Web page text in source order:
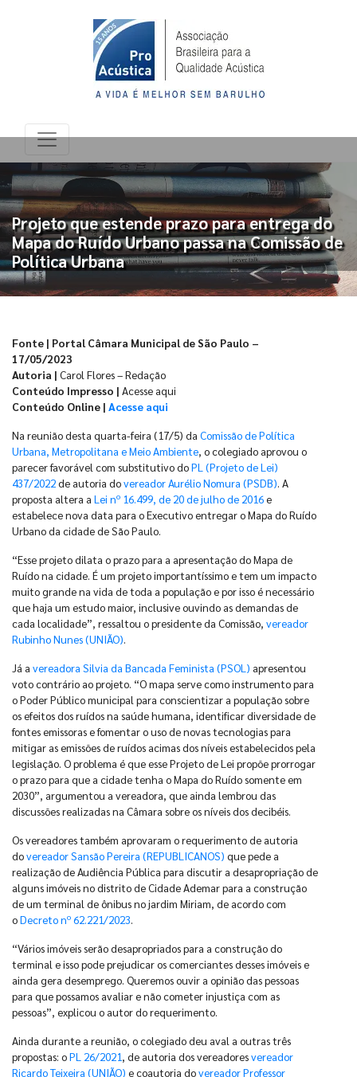
Projeto que estende prazo para entrega do
Mapa do Ruído Urbano passa na Comissão de
Política Urbana
Fonte | Portal Câmara Municipal de São Paulo –
17/05/2023
Autoria | Carol Flores – Redação
Conteúdo Impresso | Acesse aqui
Conteúdo Online | Acesse aqui
Na reunião desta quarta-feira (17/5) da Comissão de Política
Urbana, Metropolitana e Meio Ambiente, o colegiado aprovou o
parecer favorável com substitutivo doPL (Projeto de Lei)
437/2022de autoria dovereador Aurélio Nomura (PSDB). A
proposta altera a Lei nº 16.499, de 20 de julho de 2016e
estabelece nova data para o Executivo entregar o Mapa do Ruído
Urbano da cidade de São Paulo.
“Esse projeto dilata o prazo para a apresentação do Mapa de
Ruído na cidade. É um projeto importantíssimo e tem um impacto
muito grande na vida de toda a população e por isso é necessário
que haja um estudo maior, inclusive ouvindo as demandas de
cada localidade”, ressaltou o presidente da Comissão, vereador
Rubinho Nunes (UNIÃO).
Já a vereadora Silvia da Bancada Feminista (PSOL) apresentou
voto contrário ao projeto. “O mapa serve como instrumento para
o Poder Público municipal para conscientizar a população sobre
os efeitos dos ruídos na saúde humana, identificar diversidade de
fontes emissoras e fomentar o uso de novas tecnologias para
mitigar as emissões de ruídos acimas dos níveis estabelecidos pela
legislação. O problema é que esse Projeto de Lei propõe prorrogar
o prazo para que a cidade tenha o Mapa do Ruído somente em
2030”, argumentou a vereadora, que ainda lembrou das
discussões realizadas na Câmara sobre os níveis dos decibéis.
Os vereadores também aprovaram o requerimento de autoria
dovereador Sansão Pereira (REPUBLICANOS) que pede a
realização de Audiência Pública para discutir a desapropriação de
alguns imóveis no distrito de Cidade Ademar para a construção
de um terminal de ônibus no jardim Miriam, de acordo com
oDecreto nº 62.221/2023.
“Vários imóveis serão desapropriados para a construção do
terminal e isso pode prejudicar os comerciantes desses imóveis e
ainda gera desemprego. Queremos ouvir a opinião das pessoas
para que possamos avaliar e não cometer injustiça com as
pessoas”, explicou o autor do requerimento.
Ainda durante a reunião, o colegiado deu aval a outras três
propostas: oPL 26/2021, de autoria dos vereadoresvereador
Ricardo Teixeira (UNIÃO) e coautoria dovereador Professor